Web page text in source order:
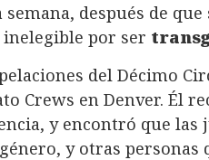
semana, después de
por ser
del Décimo
Crews en Denver. Él
y encontró que las
y otras